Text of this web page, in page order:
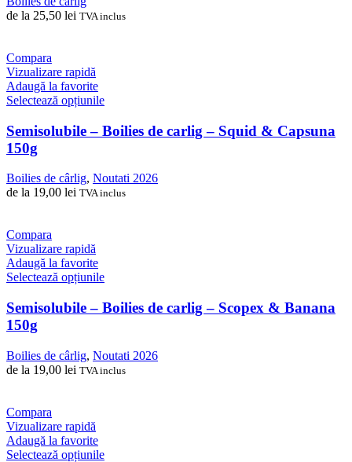
pot
de la 25,50 lei TVA inclus
Compara
Vizualizare rapidă
Adaugă la favorite
Selectează opțiunileAcest
are
mai
Opțiunile
pot
Semisolubile – Boilies de carlig – Squid & Capsuna
150g
Boilies de cârlig, Noutati 2026
de la 19,00 lei TVA inclus
Compara
Vizualizare rapidă
Adaugă la favorite
Selectează opțiunileAcest
are
mai
Opțiunile
pot
Semisolubile – Boilies de carlig – Scopex & Banana
150g
Boilies de cârlig, Noutati 2026
de la 19,00 lei TVA inclus
Compara
Vizualizare rapidă
Adaugă la favorite
Selectează opțiunileAcest